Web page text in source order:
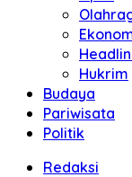
Hukrim
Budaya
Pariwisata
Politik
Redaksi